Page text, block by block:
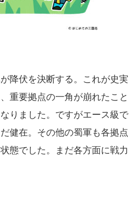
降伏を決断する。これが史実
重要拠点の一角が崩れたこと
りました。ですがエース級で
健在。その他の蜀軍も各拠点
態でした。まだ各方面に戦力